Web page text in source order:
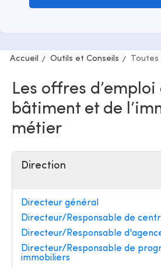
Accueil Outils et Conseils Toutes
Les offres d’emploi
bâtiment et de
métier
Direction
Directeur général
Directeur/Responsable de
Directeur/Responsable
Directeur/Responsable de
immobiliers